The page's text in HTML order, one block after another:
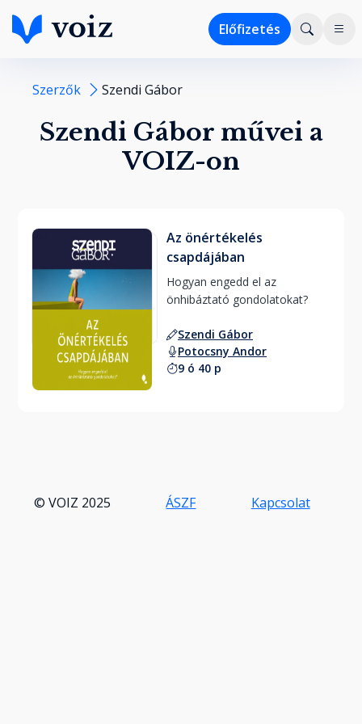
Előfizetés
Szerzők Szendi Gábor
Szendi Gábor művei a
VOIZ-on
Az önértékelés
csapdájában
Hogyan engedd el az
Szendi Gábor
Potocsny Andor
9 ó 40 p
© VOIZ 2025 ÁSZF Kapcsolat